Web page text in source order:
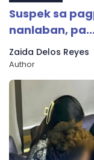
Suspek sa
nanlaban, pa...
Zaida Delos Reyes
Author